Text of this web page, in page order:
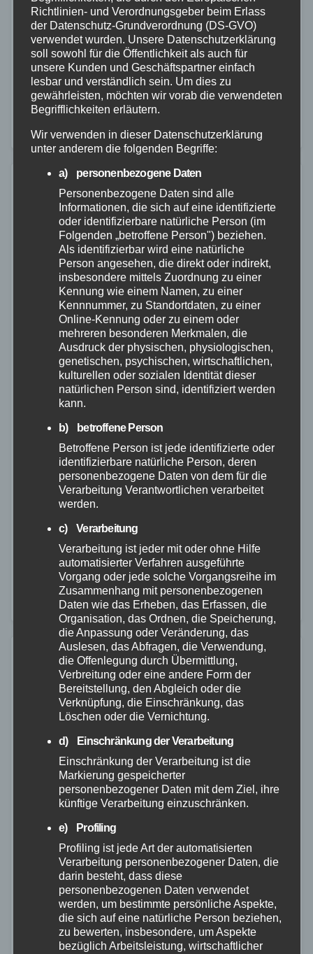
28. MAI 2025
Am 28.05.2025 gegen 07:50 Uhr kam es auf der
Kreisstraße 71 zu einem Verkehrsunfall mit
glimpflichem Ausgang. Ein 23-jähriger Fahrer war mit
seinem Audi A6 auf regennasser Fahrbahn aus
Richtung…
FEUERWEHR
Frontalcrash bei Nentershausen:
Vollsperrung nach schwerem
Unfall auf der L 317
28. MAI 2025
Am heutigen Mittwoch, gegen 11:35 Uhr, kam es auf
der Landesstraße 317 zu einem schweren
Verkehrsunfall. Zwischen Nentershausen und der
Kreisstraße 154 prallte ein Pkw aus bislang
ungeklärter Ursache frontal…
FEUERWEHR MAYEN-KOBLENZ POLIZEI
Schwerer Verkehrsunfall auf der
A48 bei Bendorf: 18-Jähriger bei
Aquaplaning schwer verletzt
Richtlinien- und Verordnungsgeber beim Erlass
der Datenschutz-Grundverordnung (DS-GVO)
verwendet wurden. Unsere Datenschutzerklärung
soll sowohl für die Öffentlichkeit als auch für
unsere Kunden und Geschäftspartner einfach
lesbar und verständlich sein. Um dies zu
gewährleisten, möchten wir vorab die verwendeten
Begrifflichkeiten erläutern.
Wir verwenden in dieser Datenschutzerklärung
unter anderem die folgenden Begriffe:
a) personenbezogene Daten
Personenbezogene Daten sind alle
Informationen, die sich auf eine identifizierte
oder identifizierbare natürliche Person (im
Folgenden „betroffene Person") beziehen.
Als identifizierbar wird eine natürliche
Person angesehen, die direkt oder indirekt,
insbesondere mittels Zuordnung zu einer
Kennung wie einem Namen, zu einer
Kennnummer, zu Standortdaten, zu einer
Online-Kennung oder zu einem oder
mehreren besonderen Merkmalen, die
Ausdruck der physischen, physiologischen,
genetischen, psychischen, wirtschaftlichen,
kulturellen oder sozialen Identität dieser
natürlichen Person sind, identifiziert werden
kann.
b) betroffene Person
Betroffene Person ist jede identifizierte oder
identifizierbare natürliche Person, deren
personenbezogene Daten von dem für die
Verarbeitung Verantwortlichen verarbeitet
werden.
c) Verarbeitung
Verarbeitung ist jeder mit oder ohne Hilfe
automatisierter Verfahren ausgeführte
Vorgang oder jede solche Vorgangsreihe im
Zusammenhang mit personenbezogenen
Daten wie das Erheben, das Erfassen, die
Organisation, das Ordnen, die Speicherung,
die Anpassung oder Veränderung, das
Auslesen, das Abfragen, die Verwendung,
die Offenlegung durch Übermittlung,
Verbreitung oder eine andere Form der
Bereitstellung, den Abgleich oder die
Verknüpfung, die Einschränkung, das
Löschen oder die Vernichtung.
d) Einschränkung der Verarbeitung
Einschränkung der Verarbeitung ist die
Markierung gespeicherter
personenbezogener Daten mit dem Ziel, ihre
künftige Verarbeitung einzuschränken.
e) Profiling
Profiling ist jede Art der automatisierten
Verarbeitung personenbezogener Daten, die
darin besteht, dass diese
personenbezogenen Daten verwendet
werden, um bestimmte persönliche Aspekte,
die sich auf eine natürliche Person beziehen,
zu bewerten, insbesondere, um Aspekte
bezüglich Arbeitsleistung, wirtschaftlicher